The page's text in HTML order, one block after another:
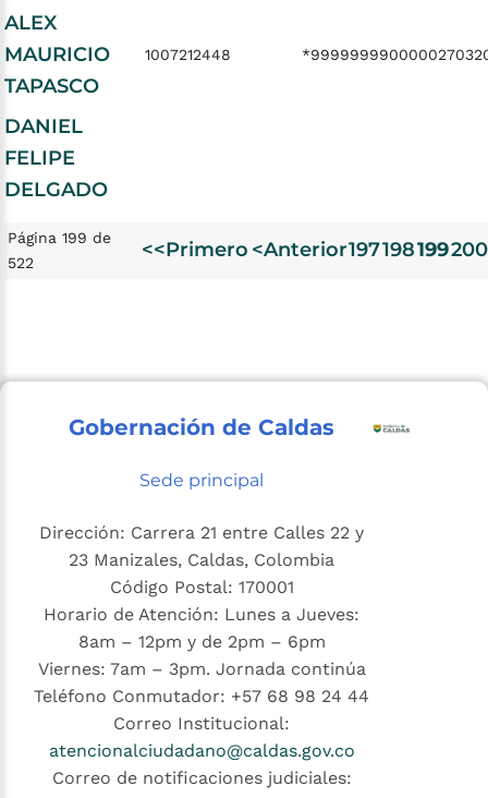
ALEX
MAURICIO
TAPASCO
1007212448
DANIEL
FELIPE
DELGADO
Página 199 de
522
<<Primero <Anterior197198199200
Gobernación de Caldas
Sede principal
Dirección: Carrera 21 entre Calles 22 y
23 Manizales, Caldas, Colombia
Código Postal: 170001
Horario de Atención: Lunes a Jueves:
8am – 12pm y de 2pm – 6pm
Viernes: 7am – 3pm. Jornada continúa
Teléfono Conmutador: +57 68 98 24 44
Correo Institucional:
atencionalciudadano@caldas.gov.co
Correo de notificaciones judiciales: